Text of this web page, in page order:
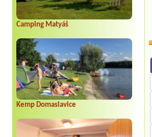
Camping Matyáš
Kemp Domaslavice